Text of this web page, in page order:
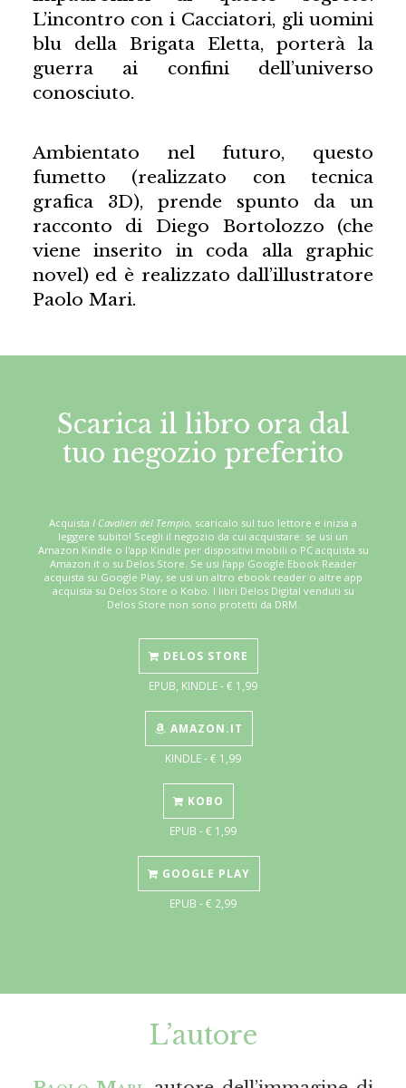
L’incontro con i Cacciatori, gli uomini
blu della Brigata Eletta, porterà la
guerra ai confini dell’universo
conosciuto.
Ambientato nel futuro, questo
fumetto (realizzato con tecnica
grafica 3D), prende spunto da un
racconto di Diego Bortolozzo (che
viene inserito in coda alla graphic
novel) ed è realizzato dall’illustratore
Paolo Mari.
Scarica il libro ora dal
tuo negozio preferito
Acquista I Cavalieri del Tempio, scaricalo sul tuo lettore e inizia a
leggere subito! Scegli il negozio da cui acquistare: se usi un
Amazon Kindle o l'app Kindle per dispositivi mobili o PC acquista su
Amazon.it o su Delos Store. Se usi l'app Google Ebook Reader
acquista su Google Play, se usi un altro ebook reader o altre app
acquista su Delos Store o Kobo. I libri Delos Digital venduti su
Delos Store non sono protetti da DRM.
DELOS STORE
EPUB, KINDLE - € 1,99
AMAZON.IT
KINDLE - € 1,99
KOBO
EPUB - € 1,99
GOOGLE PLAY
EPUB - € 2,99
L’autore